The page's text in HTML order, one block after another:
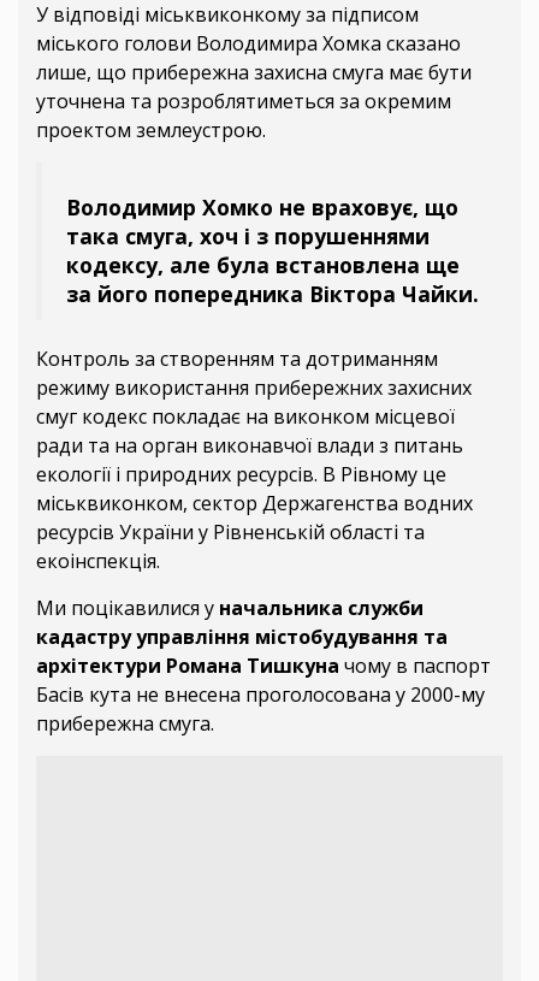
У відповіді міськвиконкому за підписом
міського голови Володимира Хомка сказано
лише, що прибережна захисна смуга має бути
уточнена та розроблятиметься за окремим
проектом землеустрою.
Володимир Хомко не враховує, що
така смуга, хоч і з порушеннями
кодексу, але була встановлена ще
за його попередника Віктора Чайки.
Контроль за створенням та дотриманням
режиму використання прибережних захисних
смуг кодекс покладає на виконком місцевої
ради та на орган виконавчої влади з питань
екології і природних ресурсів. В Рівному це
міськвиконком, сектор Держагенства водних
ресурсів України у Рівненській області та
екоінспекція.
Ми поцікавилися у начальника служби
кадастру управління містобудування та
архітектури Романа Тишкуна чому в паспорт
Басів кута не внесена проголосована у 2000-му
прибережна смуга.